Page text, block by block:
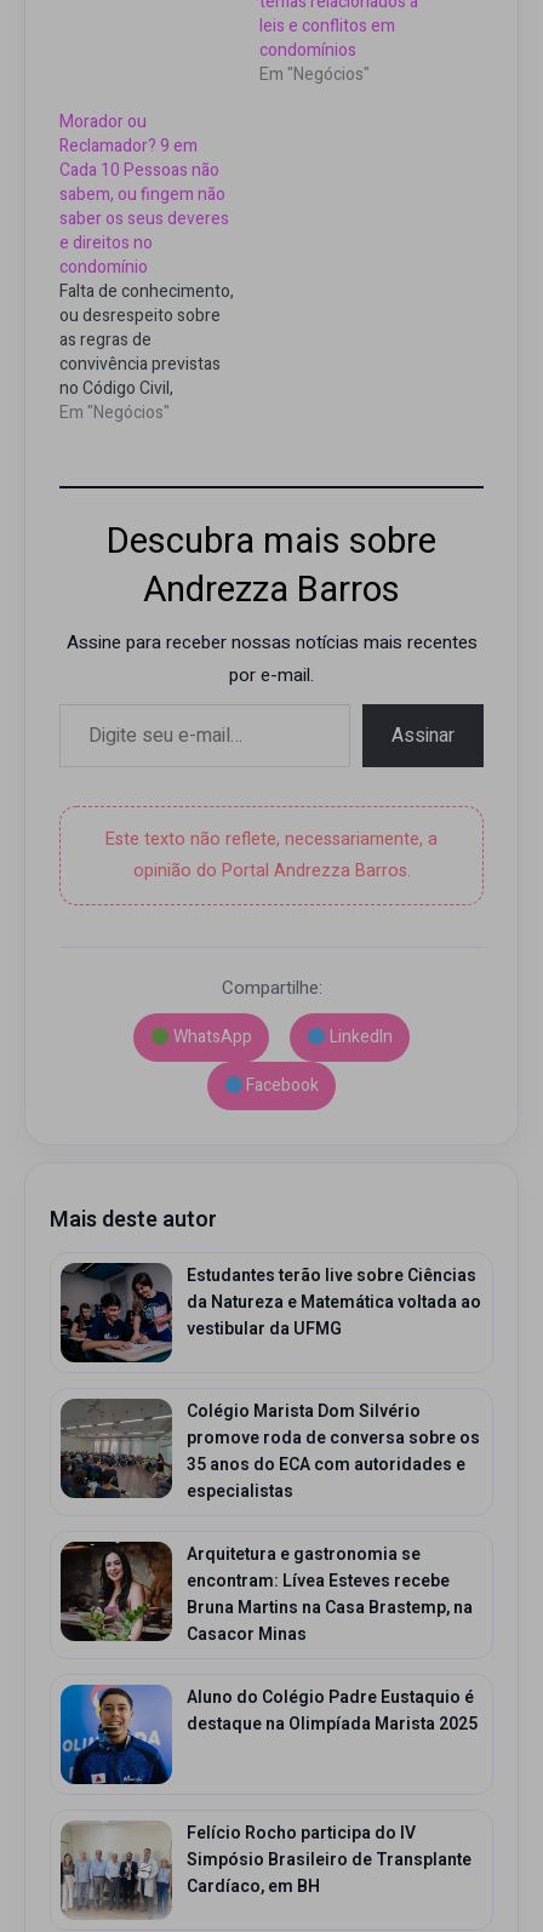
leis e conflitos em
condomínios
Em "Negócios"
Morador ou
Reclamador? 9 em
Cada 10 Pessoas não
sabem, ou fingem não
saber os seus deveres
e direitos no
condomínio
Falta de conhecimento,
ou desrespeito sobre
as regras de
convivência previstas
no Código Civil,
Convenção de
uma das principais
judicializações e
desgaste emocional
nos condomínios.
Especialista explica
como mudar esse
cenário. Com mais de
condominiais no Brasil,
Em "Negócios"
Descubra mais sobre
Andrezza Barros
Assine para receber nossas notícias mais recentes
por e-mail.
Assinar
Este texto não reflete, necessariamente, a
opinião do Portal Andrezza Barros.
Compartilhe:
WhatsApp
LinkedIn
Facebook
Mais deste autor
Estudantes terão live sobre Ciências
da Natureza e Matemática voltada ao
vestibular da UFMG
Colégio Marista Dom Silvério
promove roda de conversa sobre os
35 anos do ECA com autoridades e
especialistas
Arquitetura e gastronomia se
encontram: Lívea Esteves recebe
Bruna Martins na Casa Brastemp, na
Casacor Minas
Aluno do Colégio Padre Eustaquio é
destaque na Olimpíada Marista 2025
Felício Rocho participa do IV
Simpósio Brasileiro de Transplante
Cardíaco, em BH